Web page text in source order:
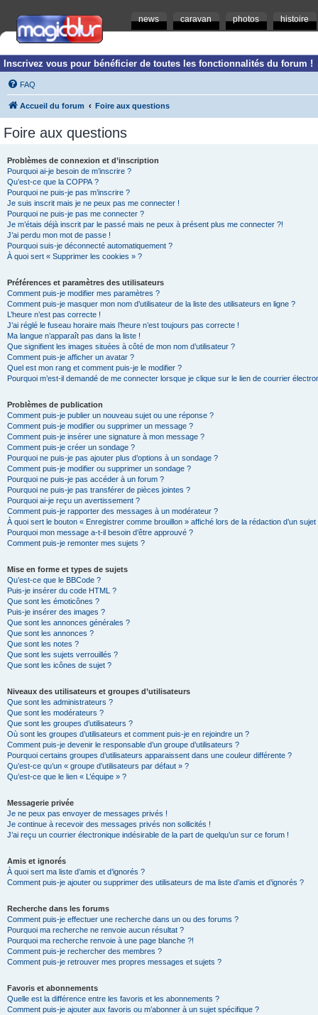
news caravan photos histoire
Inscrivez vous pour bénéficier de toutes les fonctionnalités du forum !
FAQ
Accueil du forum Foire aux questions
Foire aux questions
Problèmes de connexion et d’inscription
Pourquoi ai-je besoin de m’inscrire ?
Qu’est-ce que la COPPA ?
Pourquoi ne puis-je pas m’inscrire ?
Je suis inscrit mais je ne peux pas me connecter !
Pourquoi ne puis-je pas me connecter ?
Je m’étais déjà inscrit par le passé mais ne peux à présent plus me connecter ?!
J’ai perdu mon mot de passe !
Pourquoi suis-je déconnecté automatiquement ?
À quoi sert « Supprimer les cookies » ?
Préférences et paramètres des utilisateurs
Comment puis-je modifier mes paramètres ?
Comment puis-je masquer mon nom d’utilisateur de la liste des utilisateurs en ligne ?
L’heure n’est pas correcte !
J’ai réglé le fuseau horaire mais l’heure n’est toujours pas correcte !
Ma langue n’apparaît pas dans la liste !
Que signifient les images situées à côté de mon nom d’utilisateur ?
Comment puis-je afficher un avatar ?
Quel est mon rang et comment puis-je le modifier ?
Pourquoi m’est-il demandé de me connecter lorsque je clique sur le lien de courrier
Problèmes de publication
Comment puis-je publier un nouveau sujet ou une réponse ?
Comment puis-je modifier ou supprimer un message ?
Comment puis-je insérer une signature à mon message ?
Comment puis-je créer un sondage ?
Pourquoi ne puis-je pas ajouter plus d’options à un sondage ?
Comment puis-je modifier ou supprimer un sondage ?
Pourquoi ne puis-je pas accéder à un forum ?
Pourquoi ne puis-je pas transférer de pièces jointes ?
Pourquoi ai-je reçu un avertissement ?
Comment puis-je rapporter des messages à un modérateur ?
À quoi sert le bouton « Enregistrer comme brouillon » affiché lors de la rédaction d’un sujet
Pourquoi mon message a-t-il besoin d’être approuvé ?
Comment puis-je remonter mes sujets ?
Mise en forme et types de sujets
Qu’est-ce que le BBCode ?
Puis-je insérer du code HTML ?
Que sont les émoticônes ?
Puis-je insérer des images ?
Que sont les annonces générales ?
Que sont les annonces ?
Que sont les notes ?
Que sont les sujets verrouillés ?
Que sont les icônes de sujet ?
Niveaux des utilisateurs et groupes d’utilisateurs
Que sont les administrateurs ?
Que sont les modérateurs ?
Que sont les groupes d’utilisateurs ?
Où sont les groupes d’utilisateurs et comment puis-je en rejoindre un ?
Comment puis-je devenir le responsable d’un groupe d’utilisateurs ?
Pourquoi certains groupes d’utilisateurs apparaissent dans une couleur différente ?
Qu’est-ce qu’un « groupe d’utilisateurs par défaut » ?
Qu’est-ce que le lien « L’équipe » ?
Messagerie privée
Je ne peux pas envoyer de messages privés !
Je continue à recevoir des messages privés non sollicités !
J’ai reçu un courrier électronique indésirable de la part de quelqu’un sur ce forum !
Amis et ignorés
À quoi sert ma liste d’amis et d’ignorés ?
Comment puis-je ajouter ou supprimer des utilisateurs de ma liste d’amis et d’ignorés ?
Recherche dans les forums
Comment puis-je effectuer une recherche dans un ou des forums ?
Pourquoi ma recherche ne renvoie aucun résultat ?
Pourquoi ma recherche renvoie à une page blanche ?!
Comment puis-je rechercher des membres ?
Comment puis-je retrouver mes propres messages et sujets ?
Favoris et abonnements
Quelle est la différence entre les favoris et les abonnements ?
Comment puis-je ajouter aux favoris ou m’abonner à un sujet spécifique ?